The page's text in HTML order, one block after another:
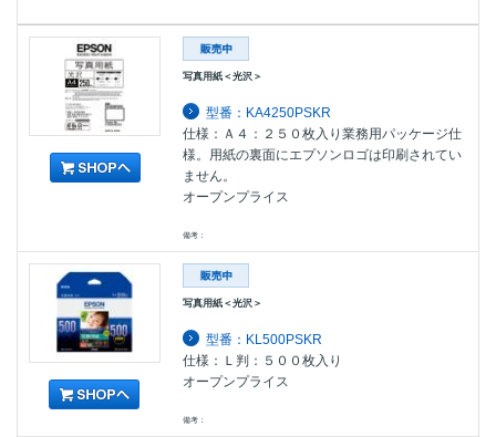
写真用紙＜光沢＞
型番：KA4250PSKR
仕様：Ａ４：２５０枚入り業務用パッケージ仕
様。用紙の裏面にエプソンロゴは印刷されてい
ません。
オープンプライス
備考：
写真用紙＜光沢＞
型番：KL500PSKR
仕様：Ｌ判：５００枚入り
オープンプライス
備考：